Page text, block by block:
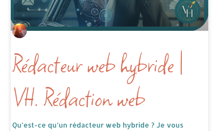
Rédacteur web hybride |
VH. Rédaction web
Qu’est-ce qu’un rédacteur web hybride ? Je vous